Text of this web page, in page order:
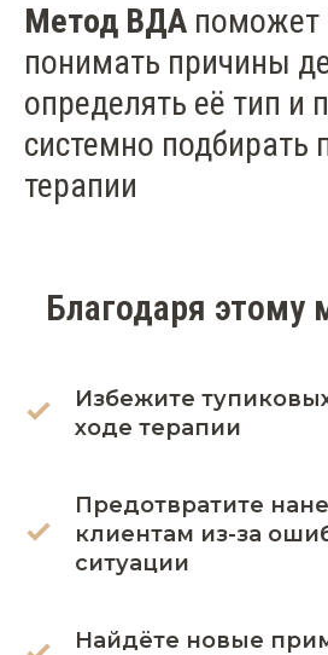
Метод ВДА поможет
понимать причины
определять её тип и
системно подбирать
терапии
Благодаря этому
Избежите
ходе терапии
Предотвратите
клиентам из-за
ситуации
Найдёте новые